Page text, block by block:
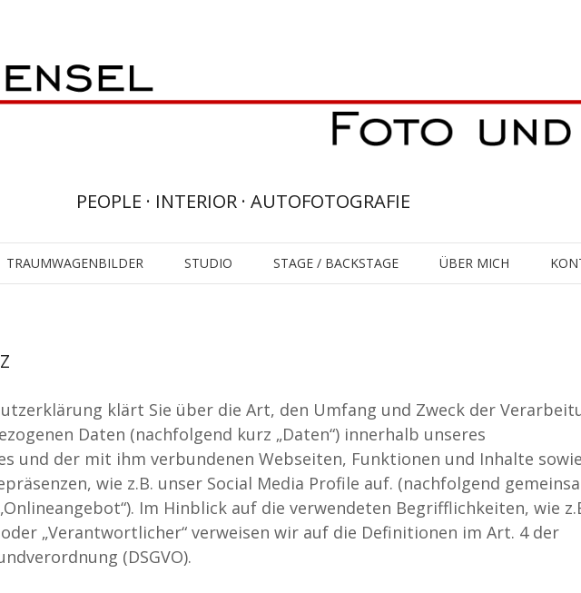
PEOPLE · INTERIOR · AUTOFOTOGRAFIE
TRAUMWAGENBILDER STUDIO STAGE / BACKSTAGE ÜBER MICH
klärt Sie über die Art, den Umfang und Zweck der
Daten (nachfolgend kurz „Daten“) innerhalb unseres
und der mit ihm verbundenen Webseiten, Funktionen und Inhalte sowie
wie z.B. unser Social Media Profile auf. (nachfolgend
Im Hinblick auf die verwendeten Begrifflichkeiten, wie
„Verantwortlicher“ verweisen wir auf die Definitionen im Art. 4 der
(DSGVO).